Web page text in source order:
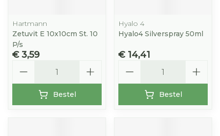
Hartmann
Zetuvit E 10x10cm St. 10
P/s
€ 3,59
Bestel
Hyalo 4
Hyalo4 Silverspray 50ml
€ 14,41
Bestel